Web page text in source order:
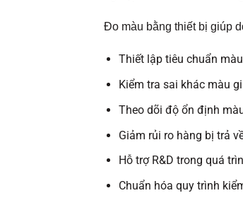
Đo màu bằng thiết bị giúp
Thiết lập tiêu chuẩn
Kiểm tra sai khác màu
Theo dõi độ ổn định
Giảm rủi ro hàng bị trả
Hỗ trợ R&D trong quá
Chuẩn hóa quy trình